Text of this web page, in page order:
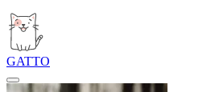
GATTO